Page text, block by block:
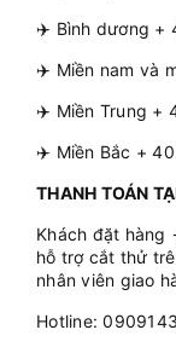
✈️ Bình dương +
✈️ Miền nam và
✈️ Miền Trung +
✈️ Miền Bắc +
THANH TOÁN
Khách đặt hàng
hỗ trợ cắt thử
nhân viên giao
Hotline: